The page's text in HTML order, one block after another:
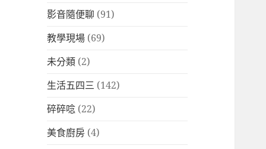
影音隨便聊 (91)
教學現場 (69)
未分類 (2)
生活五四三 (142)
碎碎唸 (22)
美食廚房 (4)